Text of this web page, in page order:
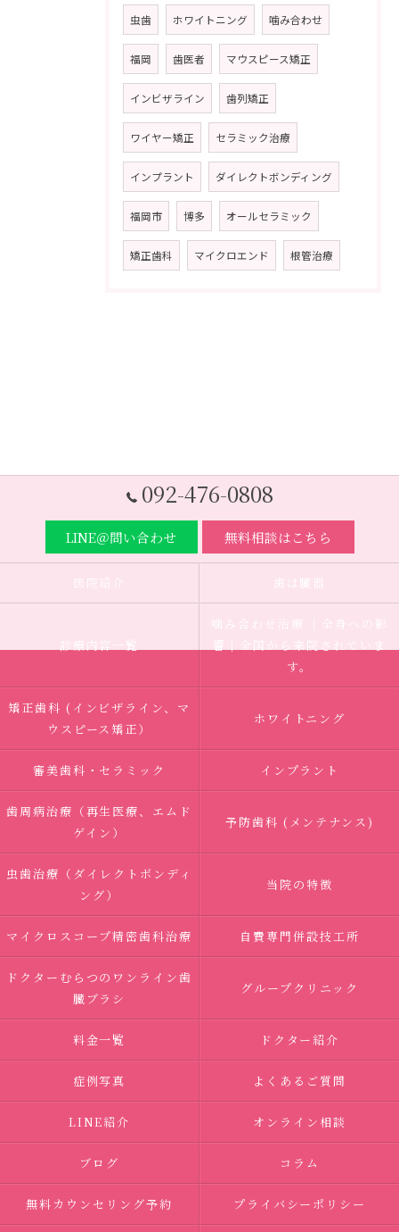
虫歯 ホワイトニング 噛み合わせ
福岡 歯医者 マウスピース矯正
インビザライン 歯列矯正
ワイヤー矯正 セラミック治療
インプラント ダイレクトボンディング
福岡市 博多 オールセラミック
矯正歯科 マイクロエンド 根管治療
092-476-0808
LINE＠問い合わせ 無料相談はこちら
医院紹介 歯は臓器
診療内容一覧
噛み合わせ治療 ｜全身への影
響｜全国から来院されていま
す。
矯正歯科 (インビザライン、マ
ウスピース矯正）
ホワイトニング
審美歯科・セラミック インプラント
歯周病治療（再生医療、エムド
ゲイン）
予防歯科 (メンテナンス)
虫歯治療（ダイレクトボンディ
ング）
当院の特徴
マイクロスコープ精密歯科治療 自費専門併設技工所
ドクターむらつのワンライン歯
臓ブラシ
グループクリニック
料金一覧 ドクター紹介
症例写真 よくあるご質問
LINE紹介 オンライン相談
ブログ コラム
無料カウンセリング予約 プライバシーポリシー